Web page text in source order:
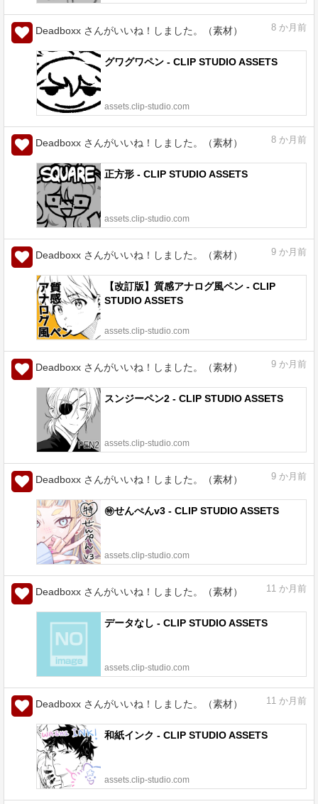
Deadboxx さんがいいね！しました。（素材） 8 か月前
グワグワペン - CLIP STUDIO ASSETS
assets.clip-studio.com
Deadboxx さんがいいね！しました。（素材） 8 か月前
正方形 - CLIP STUDIO ASSETS
assets.clip-studio.com
Deadboxx さんがいいね！しました。（素材） 9 か月前
【改訂版】質感アナログ風ペン - CLIP
STUDIO ASSETS
assets.clip-studio.com
Deadboxx さんがいいね！しました。（素材） 9 か月前
スンジーペン2 - CLIP STUDIO ASSETS
assets.clip-studio.com
Deadboxx さんがいいね！しました。（素材） 9 か月前
㊕せんぺんv3 - CLIP STUDIO ASSETS
assets.clip-studio.com
Deadboxx さんがいいね！しました。（素材） 11 か月前
データなし - CLIP STUDIO ASSETS
assets.clip-studio.com
Deadboxx さんがいいね！しました。（素材） 11 か月前
和紙インク - CLIP STUDIO ASSETS
assets.clip-studio.com